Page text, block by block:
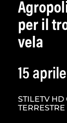
per il
vela
15
STILETV
TERRESTRE